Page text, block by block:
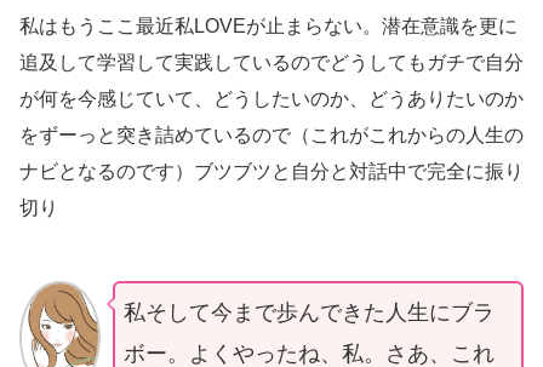
私はもうここ最近私LOVEが止まらない。潜在意識を更に
追及して学習して実践しているのでどうしてもガチで自分
が何を今感じていて、どうしたいのか、どうありたいのか
をずーっと突き詰めているので（これがこれからの人生の
ナビとなるのです）ブツブツと自分と対話中で完全に振り
切り
私そして今まで歩んできた人生にブラ
ボー。よくやったね、私。さあ、これ